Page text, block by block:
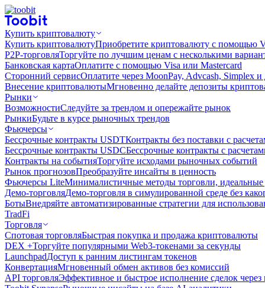
Купить криптовалюту
Купить криптовалютуПриобретите криптовалюту с помощью
P2P-торговляТоргуйте по лучшим ценам с несколькими
Банковская картаОплатите с помощью Visa или Mastercard
Сторонний сервисОплатите через MoonPay, Advcash, Simplex и
Внесение криптовалютыМгновенно делайте депозиты
Рынки
ВозможностиСледуйте за трендом и опережайте рынок
РынкиБудьте в курсе рыночных трендов
Фьючерсы
Бессрочные контракты USDTКонтракты без поставки с
Бессрочные контракты USDCБессрочные контракты с
Контракты на событияТоргуйте исходами рыночных событий
Рынок прогнозовПреобразуйте инсайты в ценность
Фьючерсы LiteМинималистичные методы торговли, идеальные
Демо-торговляДемо-торговля в симулированной среде без
БотыВнедряйте автоматизированные стратегии для
TradFi
Торговля
Спотовая торговляБыстрая покупка и продажа криптовалюты
DEX +Торгуйте популярными Web3-токенами за секунды
LaunchpadДоступ к ранним листингам токенов
КонвертацияМгновенный обмен активов без комиссий
API торговляЭффективное и быстрое исполнение сделок